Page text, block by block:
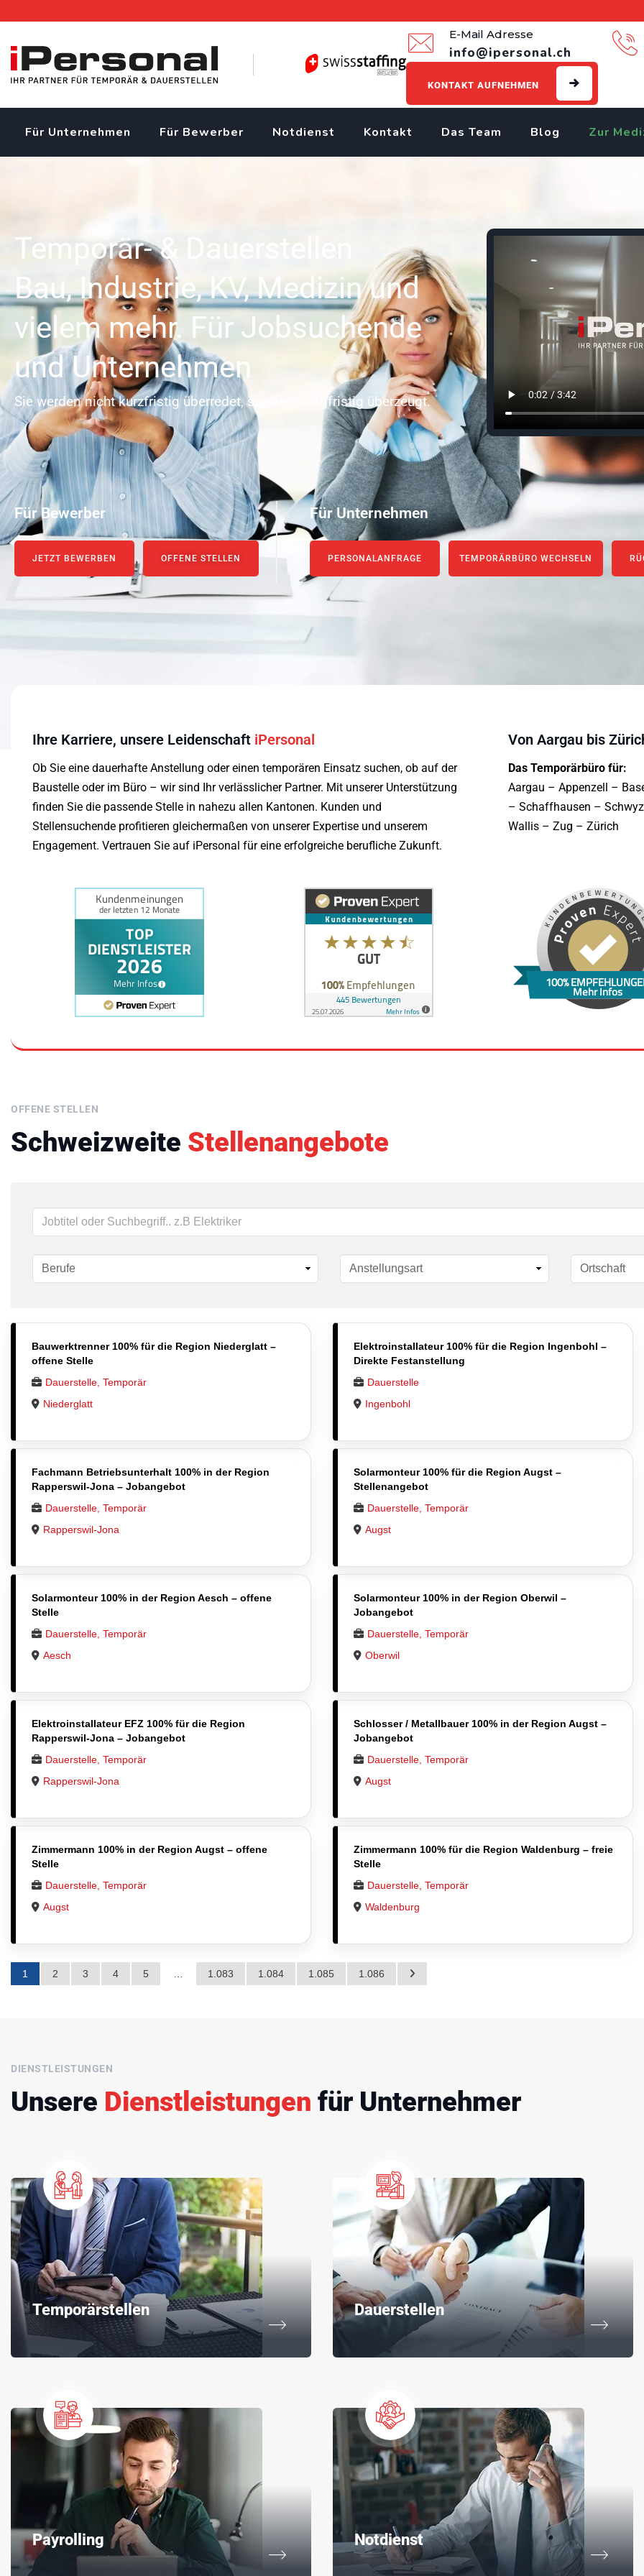
E-Mail Adresse
info@ipersonal.ch
KONTAKT AUFNEHMEN
Für Unternehmen Für Bewerber Notdienst Kontakt Das Team Blog Zur
Temporär- & Dauerstellen
Bau, Industrie, KV, Medizin und
vielem mehr. Für Jobsuchende
und Unternehmen
Sie werden nicht kurzfristig überredet, sondern langfristig überzeugt.
Für Bewerber
JETZT BEWERBEN OFFENE STELLEN
Für Unternehmen
PERSONALANFRAGE TEMPORÄRBÜRO WECHSELN
Ihre Karriere, unsere Leidenschaft iPersonal
Ob Sie eine dauerhafte Anstellung oder einen temporären Einsatz suchen, ob auf der
Baustelle oder im Büro – wir sind Ihr verlässlicher Partner. Mit unserer Unterstützung
finden Sie die passende Stelle in nahezu allen Kantonen. Kunden und
Stellensuchende profitieren gleichermaßen von unserer Expertise und unserem
Engagement. Vertrauen Sie auf iPersonal für eine erfolgreiche berufliche Zukunft.
Von Aargau bis
Das Temporärbüro für:
Aargau – Appenzell –
– Schaffhausen –
Wallis – Zug – Zürich
100%
Mehr Infos
OFFENE STELLEN
Schweizweite Stellenangebote
Bauwerktrenner 100% für die Region Niederglatt –
offene Stelle
Dauerstelle, Temporär
Niederglatt
Elektroinstallateur 100% für die Region Ingenbohl –
Direkte Festanstellung
Dauerstelle
Ingenbohl
Fachmann Betriebsunterhalt 100% in der Region
Rapperswil-Jona – Jobangebot
Dauerstelle, Temporär
Rapperswil-Jona
Solarmonteur 100% für die Region Augst –
Stellenangebot
Dauerstelle, Temporär
Augst
Solarmonteur 100% in der Region Aesch – offene
Stelle
Dauerstelle, Temporär
Aesch
Solarmonteur 100% in der Region Oberwil –
Jobangebot
Dauerstelle, Temporär
Oberwil
Elektroinstallateur EFZ 100% für die Region
Rapperswil-Jona – Jobangebot
Dauerstelle, Temporär
Rapperswil-Jona
Schlosser / Metallbauer 100% in der Region Augst –
Jobangebot
Dauerstelle, Temporär
Augst
Zimmermann 100% in der Region Augst – offene
Stelle
Dauerstelle, Temporär
Augst
Zimmermann 100% für die Region Waldenburg – freie
Stelle
Dauerstelle, Temporär
Waldenburg
1 2 3 4 5 1.083 1.084 1.085 1.086
DIENSTLEISTUNGEN
Unsere Dienstleistungen für Unternehmer
Temporärstellen Dauerstellen
Payrolling Notdienst